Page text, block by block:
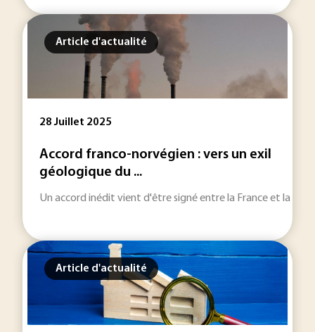
Article d'actualité
28 Juillet 2025
Accord franco-norvégien : vers un exil
géologique du ...
Un accord inédit vient d'être signé entre la France et la
Article d'actualité